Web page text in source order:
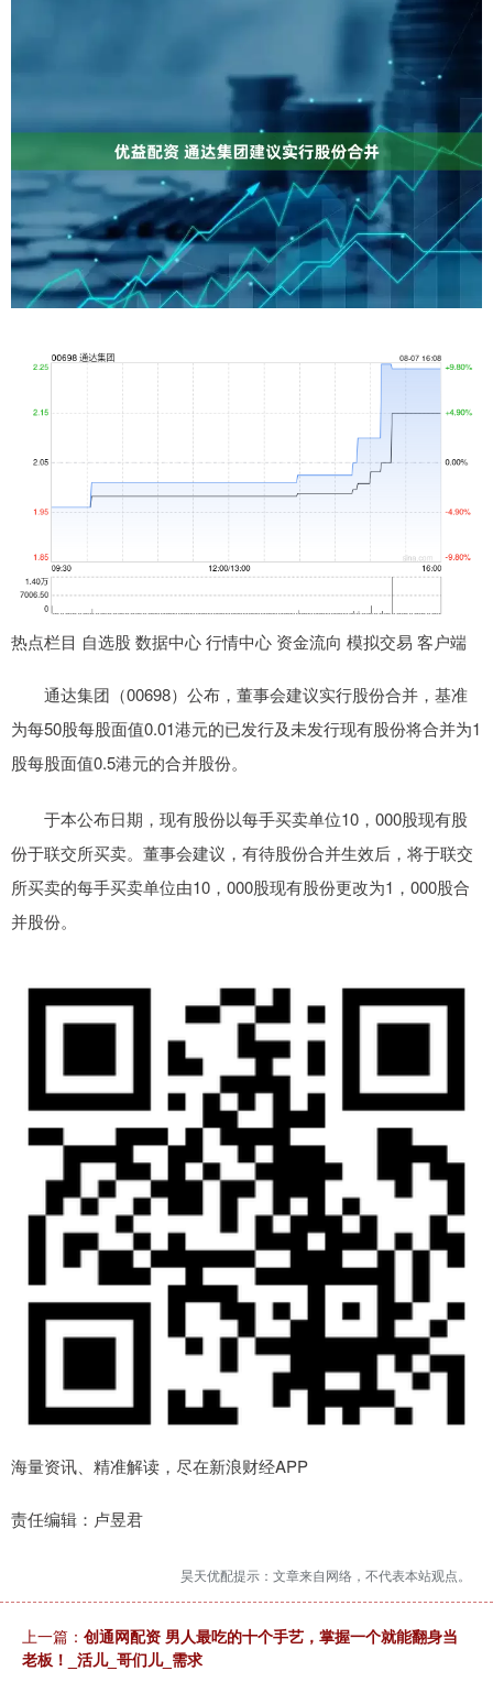
热点栏目 自选股 数据中心 行情中心 资金流向 模拟交易 客户端
通达集团（00698）公布，董事会建议实行股份合并，基准
为每50股每股面值0.01港元的已发行及未发行现有股份将合并为1
股每股面值0.5港元的合并股份。
于本公布日期，现有股份以每手买卖单位10，000股现有股
份于联交所买卖。董事会建议，有待股份合并生效后，将于联交
所买卖的每手买卖单位由10，000股现有股份更改为1，000股合
并股份。
海量资讯、精准解读，尽在新浪财经APP
责任编辑：卢昱君
昊天优配提示：文章来自网络，不代表本站观点。
上一篇： 创通网配资 男人最吃的十个手艺，掌握一个就能翻身当
老板！_活儿_哥们儿_需求